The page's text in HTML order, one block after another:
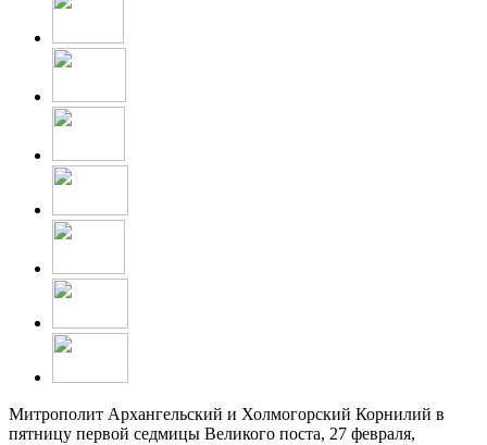
Митрополит Архангельский и Холмогорский Корнилий в
пятницу первой седмицы Великого поста, 27 февраля,